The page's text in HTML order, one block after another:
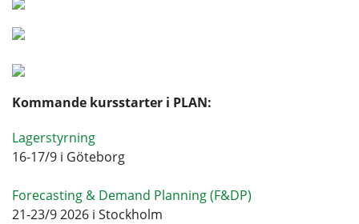
Kommande kursstarter i PLAN:
Lagerstyrning
16-17/9 i Göteborg
Forecasting & Demand Planning (F&DP)
21-23/9 2026 i Stockholm